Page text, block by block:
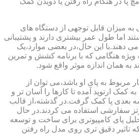
میزان قابل توجهی از دستگاه های
اما طول عمر بیشتری دارند و پشتیبانی
می دهند.با این حال،در بعضی موارد،یک
ویژه هنگامی که با برنامه کشش و تمرین
به همان اندازه موثر واقع شود.
به پای او باشد،می توان از
کمک ارتوپد آمده تا کارها را آسان تر و
بعدی پا کمک گرفت.در گذشته،از قالب
سفارشی استفاده می کردند.در حال
پای کامپیوتری برای ساخت و توسعه
تاثیر دقیق تری روی مدل راه رفتن